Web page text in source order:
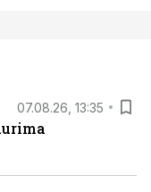
07.08.26, 13:35